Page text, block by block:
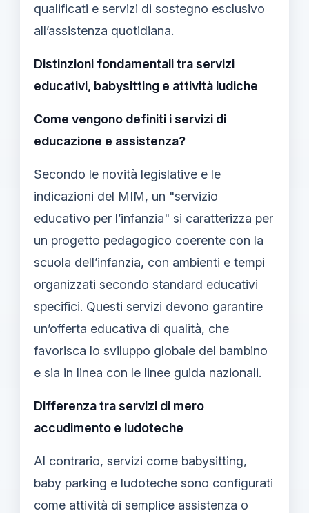
qualificati e servizi di sostegno esclusivo
all’assistenza quotidiana.
Distinzioni fondamentali tra servizi
educativi, babysitting e attività ludiche
Come vengono definiti i servizi di
educazione e assistenza?
Secondo le novità legislative e le
indicazioni del MIM, un "servizio
educativo per l’infanzia" si caratterizza per
un progetto pedagogico coerente con la
scuola dell’infanzia, con ambienti e tempi
organizzati secondo standard educativi
specifici. Questi servizi devono garantire
un’offerta educativa di qualità, che
favorisca lo sviluppo globale del bambino
e sia in linea con le linee guida nazionali.
Differenza tra servizi di mero
accudimento e ludoteche
Al contrario, servizi come babysitting,
baby parking e ludoteche sono configurati
come attività di semplice assistenza o